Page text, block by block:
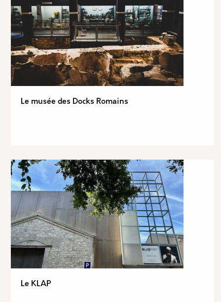
Le musée des Docks Romains
Le KLAP